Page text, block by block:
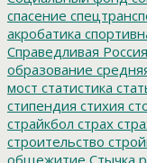
спасение
акробатика
Справедливая Россия
образование
мост статистика
стипендия стихия
страйкбол страх
строительство
общежитие Стычка